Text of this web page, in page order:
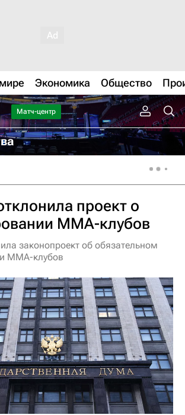
Экономика Общество
Матч-центр
проект о
ММА-клубов
законопроект об обязательном
ММА-клубов